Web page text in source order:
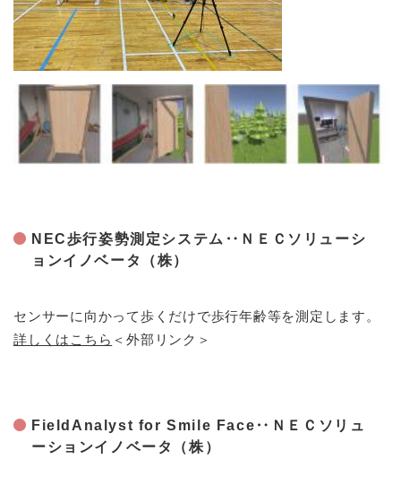
NEC歩行姿勢測定システム‥ＮＥＣソリューシ
ョンイノベータ（株）
センサーに向かって歩くだけで歩行年齢等を測定します。
詳しくはこちら ＜外部リンク＞
FieldAnalyst for Smile Face‥ＮＥＣソリュ
ーションイノベータ（株）